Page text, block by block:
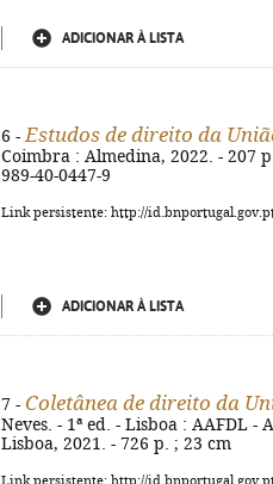
ADICIONAR À LISTA
6 - Estudos de direito da
Coimbra : Almedina, 2022. - 207
989-40-0447-9
Link persistente: http://
ADICIONAR À LISTA
7 - Coletânea de direito da
Neves. - 1ª ed. - Lisboa : AAFDL
Lisboa, 2021. - 726 p. ; 23 cm